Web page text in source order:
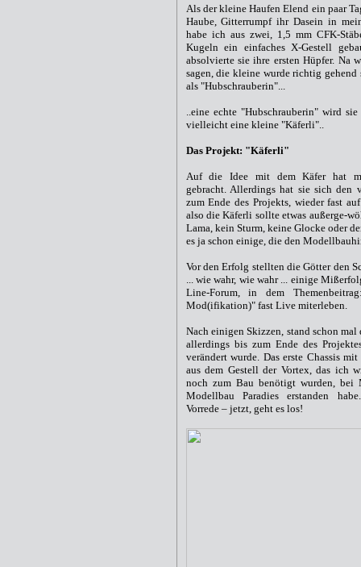
Als der kleine Haufen Elend ein paar
Haube, Gitterrumpf ihr Dasein in
habe ich aus zwei, 1,5 mm CFK-
Kugeln ein einfaches X-Gestell
absolvierte sie ihre ersten Hüpfer. Na
sagen, die kleine wurde richtig
als "Hubschrauberin"...
..eine echte "Hubschrauberin" wird sie
vielleicht eine kleine "Käferli"..
Das Projekt: "Käferli"
Auf die Idee mit dem Käfer hat
gebracht. Allerdings hat sie sich den
zum Ende des Projekts, wieder fast
also die Käferli sollte etwas außerge-
Lama, kein Sturm, keine Glocke oder
es ja schon einige, die den
Vor den Erfolg stellten die Götter den
... wie wahr, wie wahr ... einige
Line-Forum, in dem
Mod(ifikation)" fast Live miterleben.
Nach einigen Skizzen, stand schon mal
allerdings bis zum Ende des
verändert wurde. Das erste Chassis
aus dem Gestell der Vortex, das ich
noch zum Bau benötigt wurden, bei
Modellbau Paradies erstanden
Vorrede – jetzt, geht es los!